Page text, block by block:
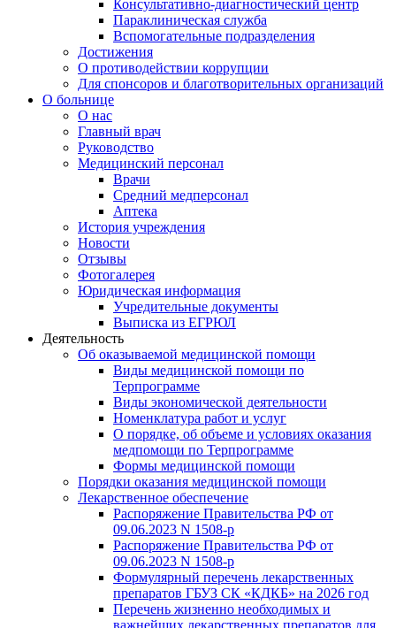
Консультативно-диагностический центр
Параклиническая служба
Вспомогательные подразделения
Достижения
О противодействии коррупции
Для спонсоров и благотворительных организаций
О больнице
О нас
Главный врач
Руководство
Медицинский персонал
Врачи
Средний медперсонал
Аптека
История учреждения
Новости
Отзывы
Фотогалерея
Юридическая информация
Учредительные документы
Выписка из ЕГРЮЛ
Деятельность
Об оказываемой медицинской помощи
Виды медицинской помощи по
Терпрограмме
Виды экономической деятельности
Номенклатура работ и услуг
О порядке, об объеме и условиях оказания
медпомощи по Терпрограмме
Формы медицинской помощи
Порядки оказания медицинской помощи
Лекарственное обеспечение
Распоряжение Правительства РФ от
09.06.2023 N 1508-р
Распоряжение Правительства РФ от
09.06.2023 N 1508-р
Формулярный перечень лекарственных
препаратов ГБУЗ СК «КДКБ» на 2026 год
Перечень жизненно необходимых и